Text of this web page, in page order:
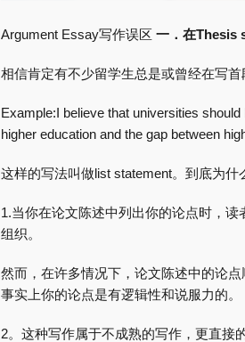
Argument Essay写作误区 一．在Thesis
相信肯定有不少留学生总是或曾经在写
Example:I believe that universities
higher education and the gap between
这样的写法叫做list statement。到底为什
1.当你在论文陈述中列出你的论点时，
组织。
然而，在许多情况下，论文陈述中的论
事实上你的论点是有逻辑性和说服力的。
2。这种写作属于不成熟的写作，更直接